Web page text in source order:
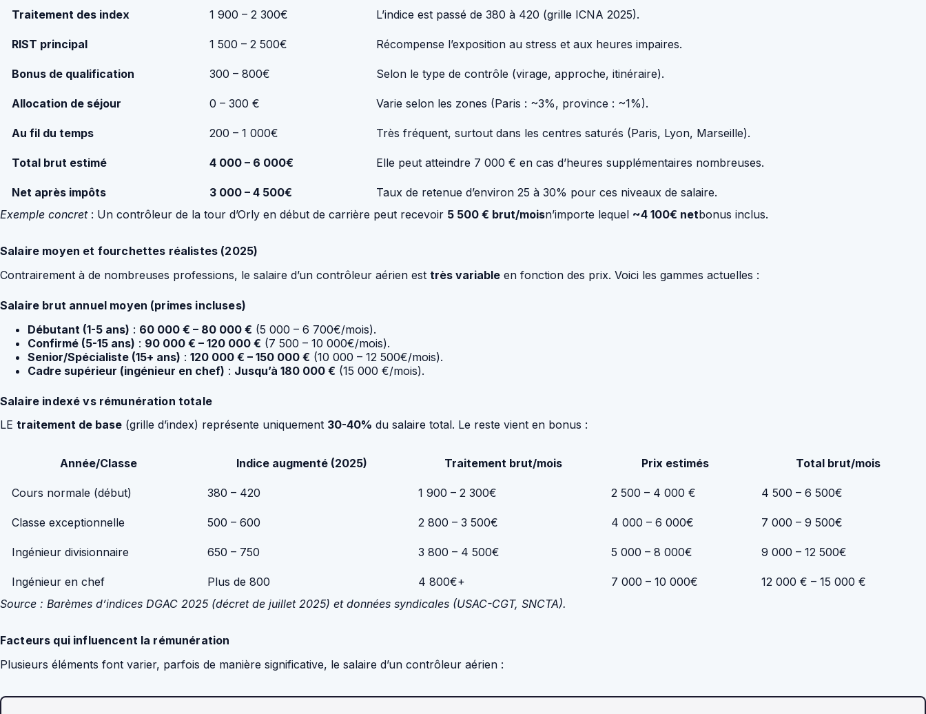
Traitement des index 1 900 – 2 300€ L’indice est passé de 380 à 420 (grille ICNA 2025).
RIST principal 1 500 – 2 500€ Récompense l’exposition au stress et aux heures impaires.
Bonus de qualification 300 – 800€ Selon le type de contrôle (virage, approche, itinéraire).
Allocation de séjour 0 – 300 € Varie selon les zones (Paris : ~3%, province : ~1%).
Au fil du temps 200 – 1 000€ Très fréquent, surtout dans les centres saturés (Paris, Lyon, Marseille).
Total brut estimé 4 000 – 6 000€ Elle peut atteindre 7 000 € en cas d’heures supplémentaires nombreuses.
Net après impôts 3 000 – 4 500€
Taux de retenue d’environ 25 à 30% pour ces niveaux de salaire.
Exemple concret: Un contrôleur de la tour d’Orly en début de carrière peut recevoir 5 500 € brut/moisn’importe lequel ~4 100€ netbonus inclus.
Salaire moyen et fourchettes réalistes (2025)
Contrairement à de nombreuses professions, le salaire d’un contrôleur aérien est très variable en fonction des prix. Voici les gammes actuelles :
Salaire brut annuel moyen (primes incluses)
Débutant (1-5 ans) : 60 000 € – 80 000 € (5 000 – 6 700€/mois).
Confirmé (5-15 ans) : 90 000 € – 120 000 € (7 500 – 10 000€/mois).
Senior/Spécialiste (15+ ans) : 120 000 € – 150 000 € (10 000 – 12 500€/mois).
Cadre supérieur (ingénieur en chef) : Jusqu’à 180 000 € (15 000 €/mois).
Salaire indexé vs rémunération totale
LE traitement de base (grille d’index) représente uniquement 30-40% du salaire total. Le reste vient en bonus :
Année/Classe Indice augmenté (2025) Traitement brut/mois Prix ​​estimés Total brut/mois
Cours normale (début) 380 – 420 1 900 – 2 300€ 2 500 – 4 000 € 4 500 – 6 500€
Classe exceptionnelle 500 – 600 2 800 – 3 500€ 4 000 – 6 000€ 7 000 – 9 500€
Ingénieur divisionnaire 650 – 750 3 800 – 4 500€ 5 000 – 8 000€ 9 000 – 12 500€
Ingénieur en chef Plus de 800 4 800€+ 7 000 – 10 000€
12 000 € – 15 000 €
Source : Barèmes d’indices DGAC 2025 (décret de juillet 2025) et données syndicales (USAC-CGT, SNCTA).
Facteurs qui influencent la rémunération
Plusieurs éléments font varier, parfois de manière significative, le salaire d’un contrôleur aérien :